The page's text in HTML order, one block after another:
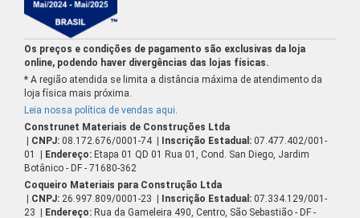
Os preços e condições de pagamento são exclusivas da loja
online, podendo haver divergências das lojas físicas.
* A região atendida se limita a distância máxima de atendimento da
loja física mais próxima.
Leia nossa política de vendas aqui
Construnet Materiais de Construções Ltda
| CNPJ: 08.172.676/0001-74 | Inscrição Estadual: 07.477.402/001-
01
| Endereço: Etapa 01 QD 01 Rua 01, Cond. San Diego, Jardim
Botânico - DF - 71680-362
Coqueiro Materiais para Construção Ltda
| CNPJ: 26.997.809/0001-23 | Inscrição Estadual: 07.334.129/001-
23 | Endereço: Rua da Gameleira 490, Centro, São Sebastião - DF -